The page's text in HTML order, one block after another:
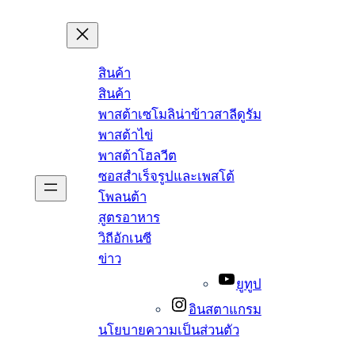
สินค้า
สินค้า
พาสต้าเซโมลิน่าข้าวสาลีดูรัม
พาสต้าไข่
พาสต้าโฮลวีต
ซอสสำเร็จรูปและเพสโต้
โพลนต้า
สูตรอาหาร
วิถีอักเนซี
ข่าว
ยูทูป
อินสตาแกรม
นโยบายความเป็นส่วนตัว